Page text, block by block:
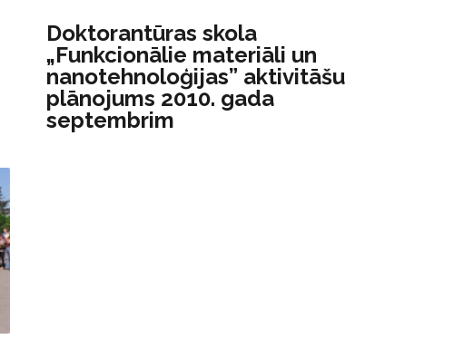
Doktorantūras skola
„Funkcionālie materiāli un
nanotehnoloģijas” aktivitāšu
plānojums 2010. gada
septembrim